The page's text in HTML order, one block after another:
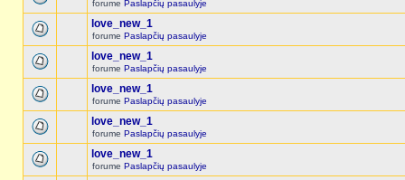
forume Paslapčių pasaulyje
love_new_1
forume Paslapčių pasaulyje
love_new_1
forume Paslapčių pasaulyje
love_new_1
forume Paslapčių pasaulyje
love_new_1
forume Paslapčių pasaulyje
love_new_1
forume Paslapčių pasaulyje